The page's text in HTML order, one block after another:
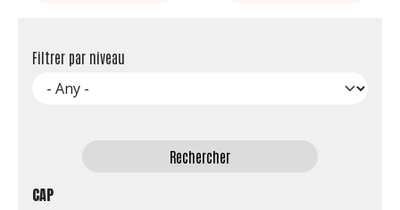
Filtrer par niveau
CAP